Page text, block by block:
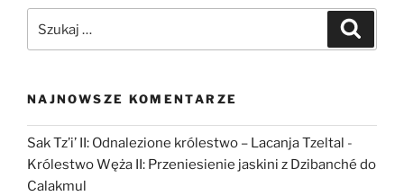
starożytnego
NAJNOWSZE KOMENTARZE
Sak Tz’i’ II: Odnalezione królestwo – Lacanja Tzeltal -
Królestwo Węża II: Przeniesienie jaskini z Dzibanché do
Calakmul